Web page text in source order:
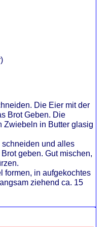
Die Eier mit der
Brot Geben. Die
Zwiebeln in Butter glasig
schneiden und alles
geben. Gut mischen,
formen, in aufgekochtes
ziehend ca. 15